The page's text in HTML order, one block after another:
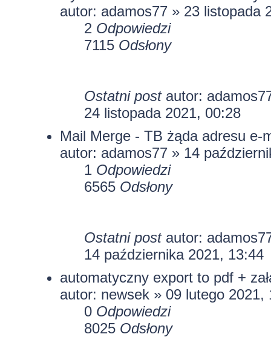
autor: adamos77» 23 listopada
2 Odpowiedzi
7115 Odsłony
Ostatni post autor:
24 listopada 2021, 00:28
Mail Merge - TB żąda adresu e-
autor: adamos77» 14
1 Odpowiedzi
6565 Odsłony
Ostatni post autor:
14 października 2021, 13:44
automatyczny export to pdf +
autor: newsek» 09 lutego 2021,
0 Odpowiedzi
8025 Odsłony